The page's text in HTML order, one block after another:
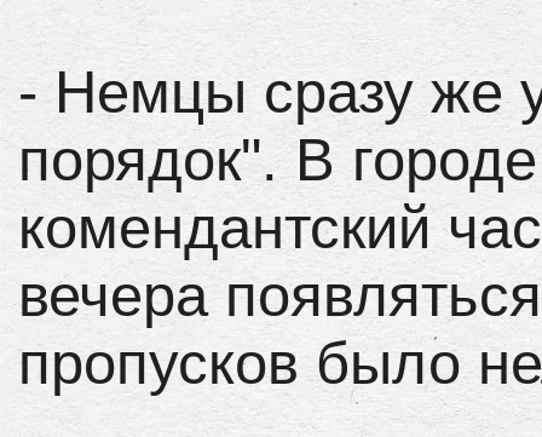
- Немцы сразу же
порядок". В
комендантский
вечера
пропусков было